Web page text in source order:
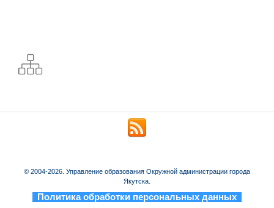
© 2004-2026. Управление образования Окружной администрации города
Якутска.
Политика обработки персональных данных